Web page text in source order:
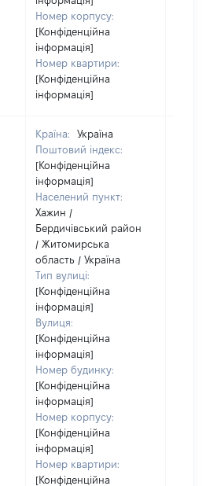
Номер корпусу:
[Конфіденційна
інформація]
Номер квартири:
[Конфіденційна
інформація]
Країна:
Україна
Поштовий індекс:
[Конфіденційна
інформація]
Населений пункт:
Хажин /
Бердичівський район
/ Житомирська
область / Україна
Тип вулиці:
[Конфіденційна
інформація]
Вулиця:
[Конфіденційна
інформація]
Номер будинку:
[Конфіденційна
інформація]
Номер корпусу:
[Конфіденційна
інформація]
Номер квартири:
[Конфіденційна